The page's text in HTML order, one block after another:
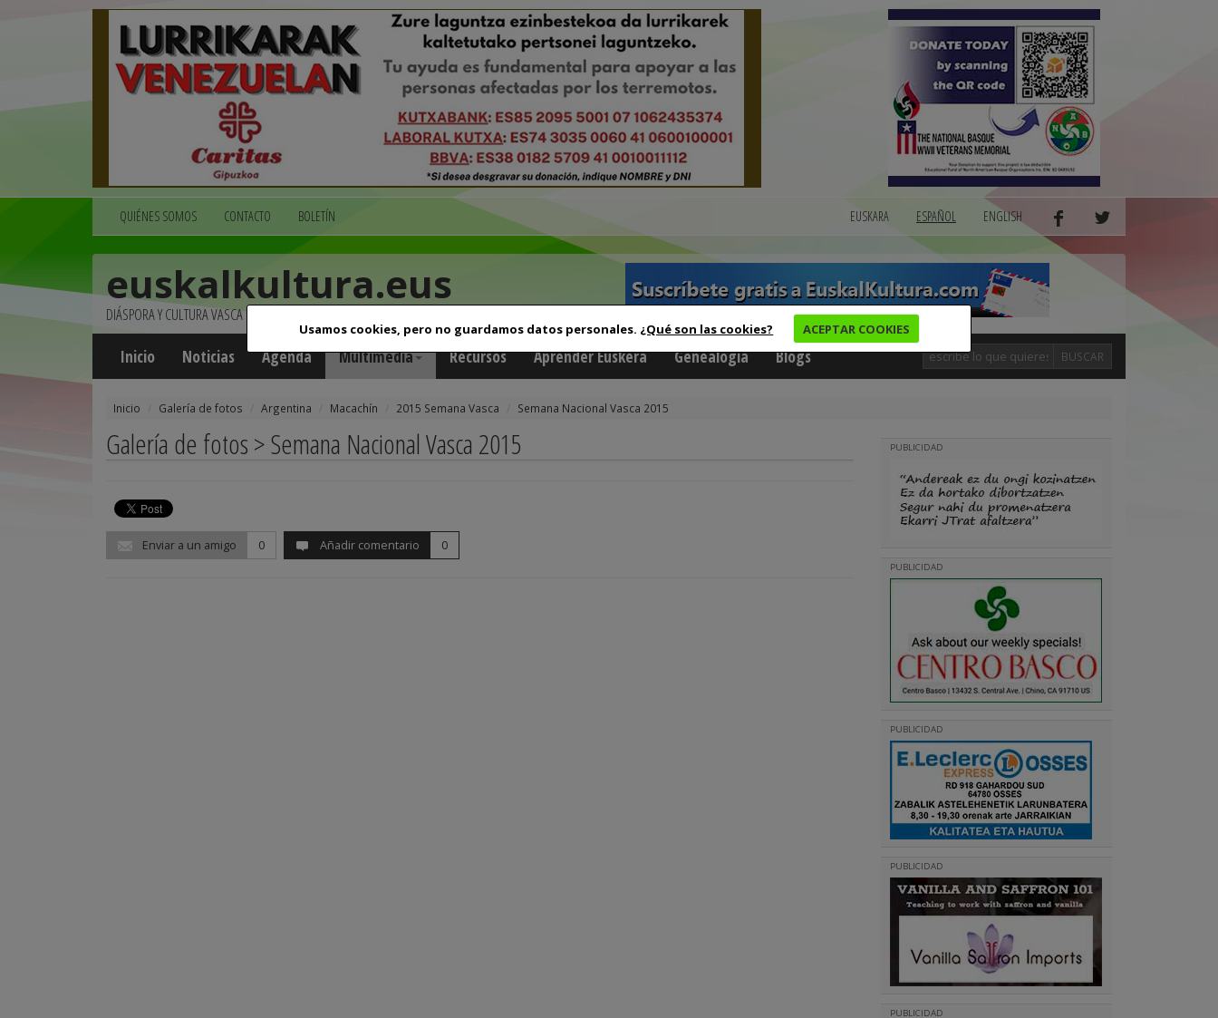
Usamos cookies, pero no guardamos datos personales. ¿Qué son las cookies? ACEPTAR COOKIES
QUIÉNES SOMOS CONTACTO BOLETÍN EUSKARA ESPAÑOL ENGLISH
euskalkultura.eus
DIÁSPORA Y CULTURA VASCA
Inicio Noticias Agenda Multimedia Recursos Aprender Euskera Genealogía Blogs BUSCAR
Inicio Galería de fotos Argentina Macachín 2015 Semana Vasca Semana Nacional Vasca 2015
Galería de fotos > Semana Nacional Vasca 2015
Enviar a un amigo 0 Añadir comentario 0
PUBLICIDAD
PUBLICIDAD
PUBLICIDAD
PUBLICIDAD
PUBLICIDAD